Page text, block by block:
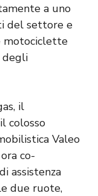
a uno
del settore e
motociclette
degli
il
colosso
Valeo
co-
assistenza
due ruote,